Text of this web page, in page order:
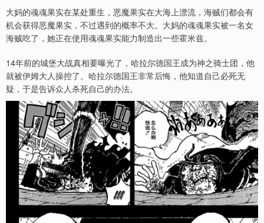
大妈的魂魂果实在某处重生，恶魔果实在大海上漂流，海贼们都会有
机会获得恶魔果实，不过遇到的概率不大。大妈的魂魂果实被一名女
海贼吃了，她正在使用魂魂果实能力制造出一些霍米兹。
14年前的城堡大战真相要曝光了，哈拉尔德国王成为神之骑士团，他
就被伊姆大人操控了。哈拉尔德国王非常后悔，他知道自己必死无
疑，于是告诉众人杀死自己的办法。